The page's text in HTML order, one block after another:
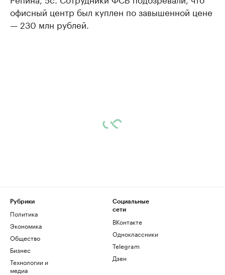
офисный центр был куплен по завышенной цене
— 230 млн рублей.
Рубрики
Политика
Экономика
Общество
Бизнес
Технологии и
медиа
Социальные
сети
ВКонтакте
Одноклассники
Telegram
Дзен